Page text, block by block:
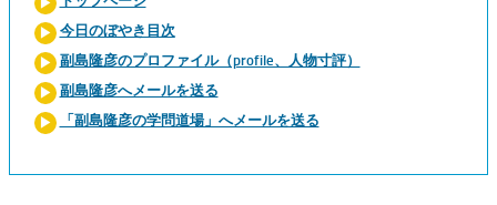
今日のぼやき目次
副島隆彦のプロファイル（profile、人物寸評）
副島隆彦へメールを送る
「副島隆彦の学問道場」へメールを送る